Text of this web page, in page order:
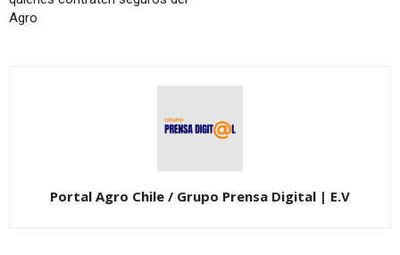
Agro
Portal Agro Chile / Grupo Prensa Digital | E.V